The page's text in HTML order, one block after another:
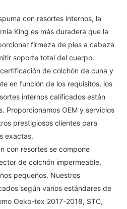
con resortes internos, la
King es más duradera que la
firmeza de pies a cabeza
soporte total del cuerpo.
de colchón de cuna y
en función de los requisitos, los
internos calificados están
Proporcionamos OEM y servicios
prestigiosos clientes para
exactas.
con resortes se compone
de colchón impermeable.
pequeños. Nuestros
según varios estándares de
Oeko-tex 2017-2018, STC,